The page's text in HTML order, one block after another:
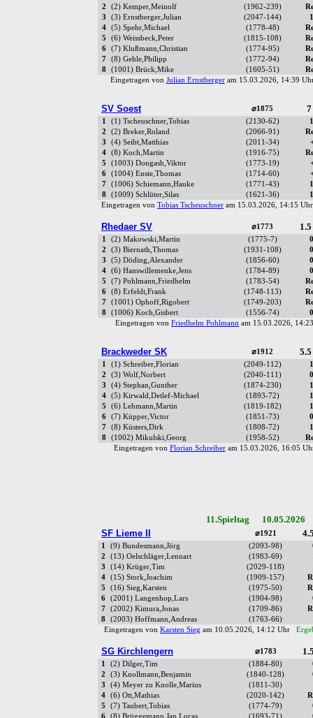
2
(2) Kemper,Meinolf (1962-239)
3
(3) Ernstberger,Julian (2047-144)
4
(5) Spehr,Michael (1778-48)
5
(6) Weissbeck,Peter (1815-108)
6
(7) Klußmann,Christian (1774-95)
7
(8) Gehle,Philipp (1772-94)
8
(1001) Brück,Mike (1605-51)
Eingetragen von Julian Ernstbergeram 15.03.2026, 14:39
SV Soest ⌀1875
1 (1) Tscheuschner,Tobias (2130-62)
2
(2) Breker,Roland (2066-91)
3
(4) Seibt,Matthias (2011-34)
4
(8) Koch,Martin (1916-75)
5
(1003) Dongash,Viktor (1773-19)
6
(1004) Enste,Thomas (1714-60)
7
(1006) Schiemann,Hauke (1771-43)
8
(1009) Schlüter,Silas (1621-36)
Eingetragen von Tobias Tscheuschner am 15.03.2026, 14:15
Rhedaer SV ⌀1773
1 (2) Makowski,Martin (1775-7)
2
(3) Biernath,Thomas (1931-108)
3
(5) Döding,Alexander (1856-60)
4
(6) Hanswillemenke,Jens (1784-89)
5
(7) Pohlmann,Friedhelm (1783-54)
6
(8) Erfeldt,Frank (1748-113)
7
(1001) Ophoff,Rigobert (1749-203)
8
(1006) Koch,Gisbert (1556-74)
Eingetragen von Friedhelm Pohlmann am 15.03.2026,
Brackweder SK ⌀1912
1 (1) Schreiber,Florian (2049-112)
2
(3) Wolf,Norbert (2040-111)
3
(4) Stephan,Gunther (1874-230)
4
(5) Kirwald,Detlef-Michael (1893-72)
5
(6) Lehmann,Martin (1819-182)
6
(7) Küpper,Victor (1851-73)
7
(8) Küsters,Dirk (1808-72)
8
(1002) Mikulski,Georg (1958-52)
Eingetragen von Florian Schreiberam 15.03.2026, 16:05
11.Spieltag
SF Lieme II
⌀1921
1 (9) Bundesmann,Jörg (2093-98)
2
(13) Oelschläger,Lennart (1983-69)
3
(14) Krüger,Tim (2029-118)
4
(15) Stork,Joachim (1909-157)
5
(16) Sieg,Karsten (1975-50)
6
(2001) Langenhop,Lars (1904-98)
7
(2002) Kimura,Jonas (1709-86)
8
(2003) Hoffmann,Andreas (1763-66)
Eingetragen von Karsten Sieg am 10.05.2026, 14:12 Uhr
SG Kirchlengern ⌀1783
1 (2) Dilger,Tim (1884-80)
2
(3) Knollmann,Benjamin (1840-128)
3
(4) Meyer zu Knolle,Marius (1811-30)
4
(6) Ott,Mathias (2020-142)
5
(7) Taubert,Tobias (1774-79)